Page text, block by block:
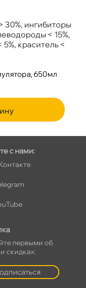
30%, ингибиторы
< 15%,
краситель <
650мл
с нами:
первыми о
скидках: